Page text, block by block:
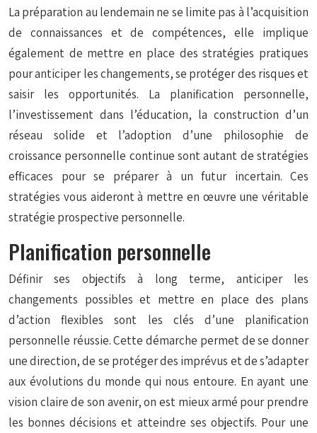
La préparation au lendemain ne se limite pas à l’acquisition
de connaissances et de compétences, elle implique
également de mettre en place des stratégies pratiques
pour anticiper les changements, se protéger des risques et
saisir les opportunités. La planification personnelle,
l’investissement dans l’éducation, la construction d’un
réseau solide et l’adoption d’une philosophie de
croissance personnelle continue sont autant de stratégies
efficaces pour se préparer à un futur incertain. Ces
stratégies vous aideront à mettre en œuvre une véritable
stratégie prospective personnelle.
Planification personnelle
Définir ses objectifs à long terme, anticiper les
changements possibles et mettre en place des plans
d’action flexibles sont les clés d’une planification
personnelle réussie. Cette démarche permet de se donner
une direction, de se protéger des imprévus et de s’adapter
aux évolutions du monde qui nous entoure. En ayant une
vision claire de son avenir, on est mieux armé pour prendre
les bonnes décisions et atteindre ses objectifs. Pour une